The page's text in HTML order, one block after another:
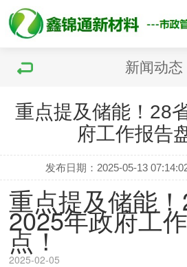
新闻动态
重点提及储能！28
府工作报告
发布日期：2025-05-13
重点提及储能
2025年政府工
点！
2025-02-05